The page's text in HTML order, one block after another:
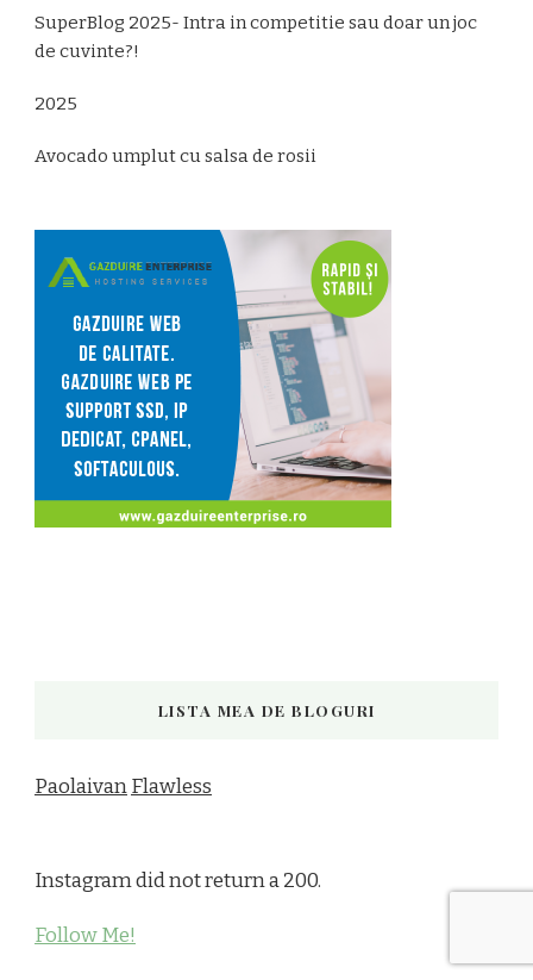
SuperBlog 2025- Intra in competitie sau doar un joc
de cuvinte?!
2025
Avocado umplut cu salsa de rosii
LISTA MEA DE BLOGURI
PaolaivanFlawless
Instagram did not return a 200.
Follow Me!